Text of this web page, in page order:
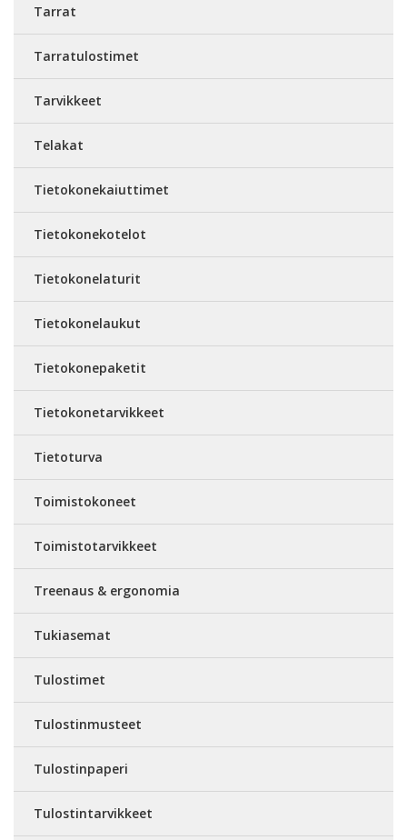
Tarrat
Tarratulostimet
Tarvikkeet
Telakat
Tietokonekaiuttimet
Tietokonekotelot
Tietokonelaturit
Tietokonelaukut
Tietokonepaketit
Tietokonetarvikkeet
Tietoturva
Toimistokoneet
Toimistotarvikkeet
Treenaus & ergonomia
Tukiasemat
Tulostimet
Tulostinmusteet
Tulostinpaperi
Tulostintarvikkeet